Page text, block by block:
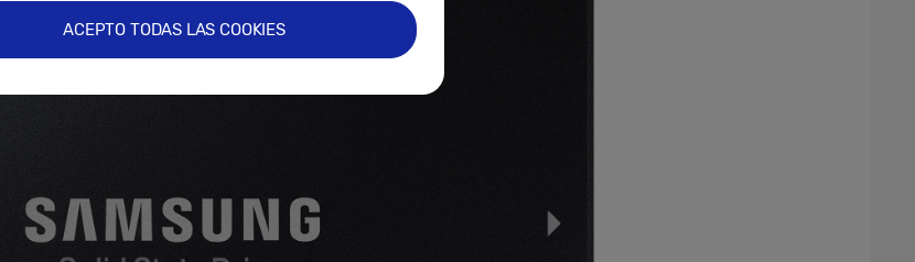
ACEPTO TODAS LAS COOKIES